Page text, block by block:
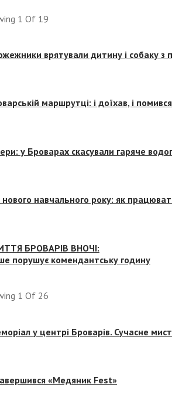
1 Of 19
врятували дитину і собаку
маршрутці: і доїхав, і
у Броварах скасували гаряче
нового навчального року: як
БРОВАРІВ ВНОЧІ:
порушує комендантську годину
1 Of 26
у центрі Броварів. Сучасне
«Медяник Fest»